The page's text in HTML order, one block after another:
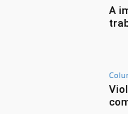
A